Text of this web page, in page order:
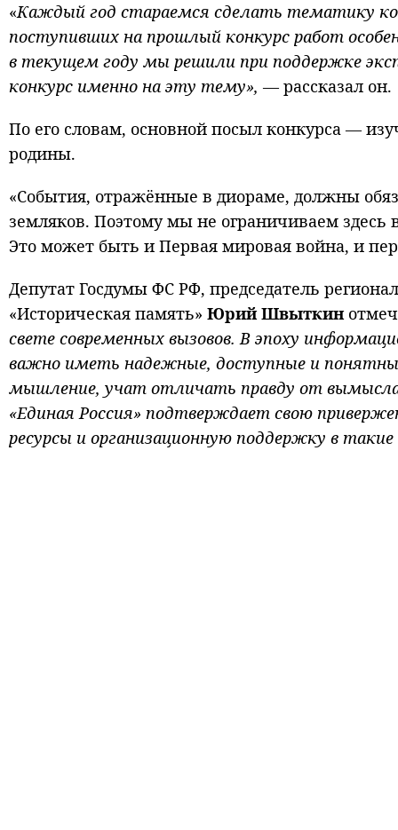
«Каждый год стараемся сделать тематику
поступивших на прошлый конкурс работ
в текущем году мы решили при поддержке
конкурс именно на эту тему», — рассказал он.
По его словам, основной посыл конкурса —
родины.
«События, отражённые в диораме, должны
земляков. Поэтому мы не ограничиваем
Это может быть и Первая мировая война, и
Депутат Госдумы ФС РФ, председатель
«Историческая память» Юрий Швыткин
свете современных вызовов. В эпоху
важно иметь надежные, доступные и
мышление, учат отличать правду от
«Единая Россия» подтверждает свою
ресурсы и организационную поддержку в